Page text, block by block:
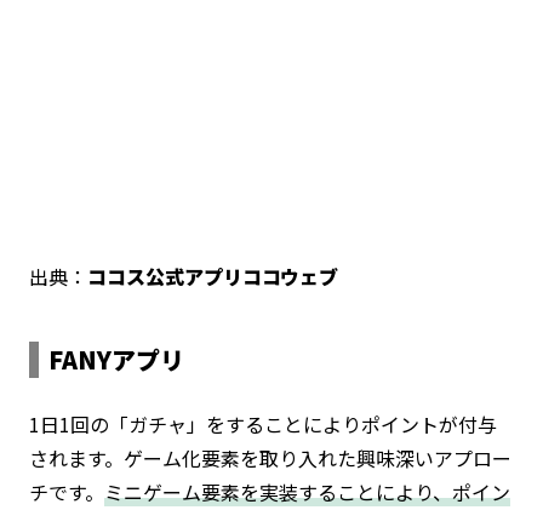
出典： ココス公式アプリココウェブ
FANYアプリ
1日1回の「ガチャ」をすることによりポイントが付与
されます。ゲーム化要素を取り入れた興味深いアプロー
チです。 ミニゲーム要素を実装することにより、ポイン